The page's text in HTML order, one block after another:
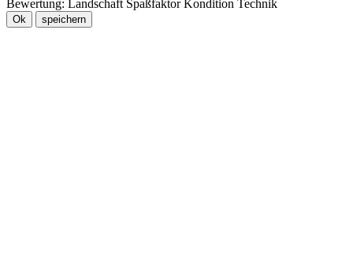
Bewertung: Landschaft Spaßfaktor Kondition Technik
Ok speichern